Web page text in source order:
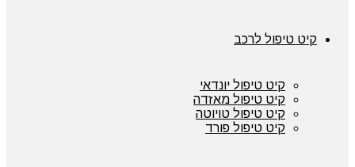
קיט טיפול לרכב
קיט טיפול יונדאי
קיט טיפול מאזדה
קיט טיפול טויוטה
קיט טיפול פורד